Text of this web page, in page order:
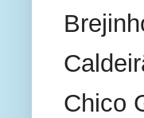
Chico